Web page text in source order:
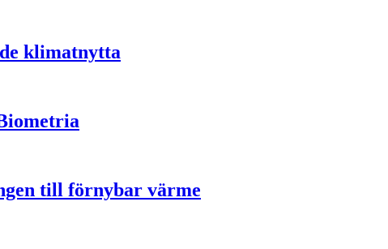
klimatnytta
till förnybar värme